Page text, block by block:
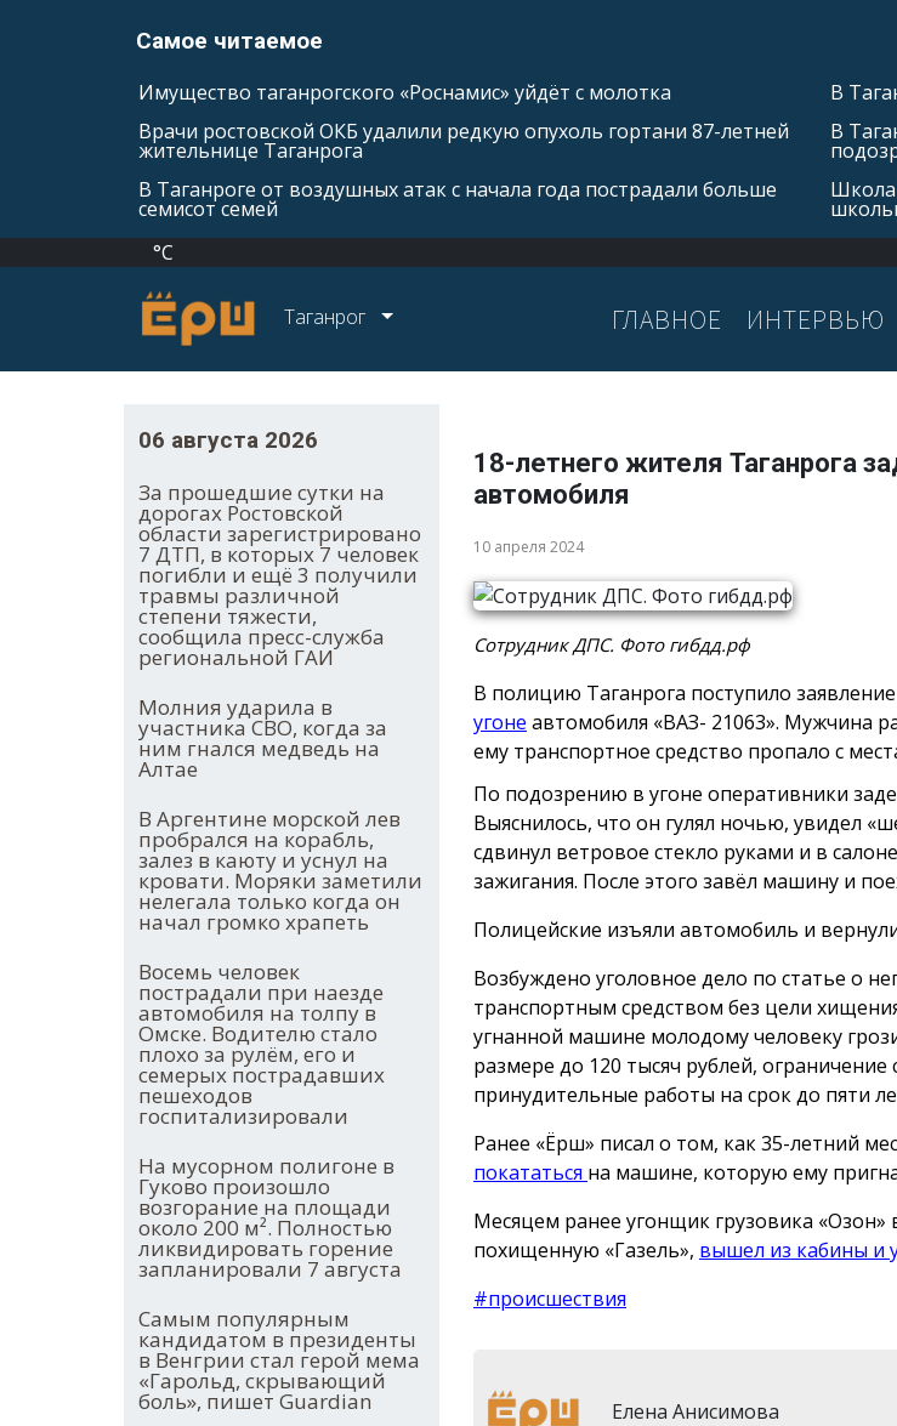
Самое читаемое
Имущество таганрогского «Роснамис» уйдёт с молотка
Врачи ростовской ОКБ удалили редкую опухоль гортани 87-летней
жительнице Таганрога
В Таганроге от воздушных атак с начала года пострадали больше
семисот семей
В
В
Школа
°C
Таганрог ГЛАВНОЕ ИНТЕРВЬЮ
06 августа 2026
За прошедшие сутки на
дорогах Ростовской
области зарегистрировано
7 ДТП, в которых 7 человек
погибли и ещё 3 получили
травмы различной
степени тяжести,
сообщила пресс-служба
региональной ГАИ
Молния ударила в
участника СВО, когда за
ним гнался медведь на
Алтае
В Аргентине морской лев
пробрался на корабль,
залез в каюту и уснул на
кровати. Моряки заметили
нелегала только когда он
начал громко храпеть
Восемь человек
пострадали при наезде
автомобиля на толпу в
Омске. Водителю стало
плохо за рулём, его и
семерых пострадавших
пешеходов
госпитализировали
На мусорном полигоне в
Гуково произошло
возгорание на площади
около 200 м². Полностью
ликвидировать горение
запланировали 7 августа
Самым популярным
кандидатом в президенты
в Венгрии стал герой мема
«Гарольд, скрывающий
боль», пишет Guardian
18-летнего жителя Таганрога
автомобиля
10 апреля 2024
Сотрудник ДПС. Фото гибдд.рф
В полицию Таганрога поступило
угоне автомобиля «ВАЗ- 21063». Мужчина
ему транспортное средство пропало с
По подозрению в угоне оперативники
Выяснилось, что он гулял ночью, увидел
сдвинул ветровое стекло руками и в
зажигания. После этого завёл машину и
Полицейские изъяли автомобиль и
Возбуждено уголовное дело по статье о
транспортным средством без цели
угнанной машине молодому человеку
размере до 120 тысяч рублей,
принудительные работы на срок до пяти
Ранее «Ёрш» писал о том, как 35-летний
покататься на машине, которую ему
Месяцем ранее угонщик грузовика «Озон»
похищенную «Газель», вышел из кабины и
#происшествия
Елена Анисимова